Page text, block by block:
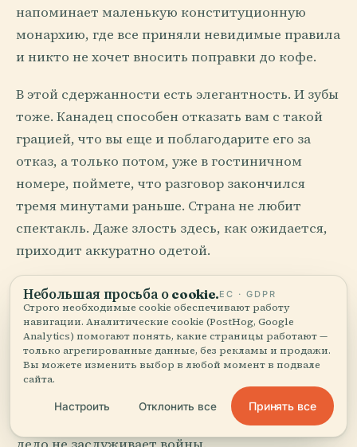
напоминает маленькую конституционную
монархию, где все приняли невидимые правила
и никто не хочет вносить поправки до кофе.
В этой сдержанности есть элегантность. И зубы
тоже. Канадец способен отказать вам с такой
грацией, что вы еще и поблагодарите его за
отказ, а только потом, уже в гостиничном
номере, поймете, что разговор закончился
тремя минутами раньше. Страна не любит
спектакль. Даже злость здесь, как ожидается,
приходит аккуратно одетой.
Не принимайте это за пустоту. Это техника
сосуществования в месте, где зима длинна,
квартиры делят перегретые батареи, а
общественная ткань быстро бы пошла по швам,
если бы каждое раздражение превращалось в
сцену. Кодекс прост: оставляйте место, не
загоняйте в угол, держите мир, если только
Небольшая просьба о cookie.ЕС · GDPR
Строго необходимые cookie обеспечивают работу
навигации. Аналитические cookie (PostHog, Google
Analytics) помогают понять, какие страницы работают —
только агрегированные данные, без рекламы и продажи.
Вы можете изменить выбор в любой момент в подвале
сайта.
Настроить Отклонить все Принять все